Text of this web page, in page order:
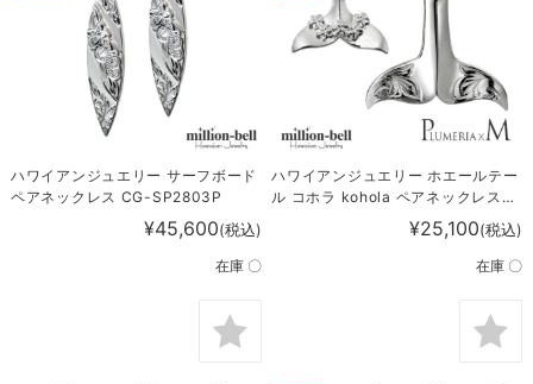
ハワイアンジュエリー サーフボード
ペアネックレス CG-SP2803P
¥45,600(税込)
在庫 〇
ハワイアンジュエリー ホエールテー
ル コホラ kohola ペアネックレス
CG-SP31401-SP30511P
¥25,100(税込)
在庫 〇